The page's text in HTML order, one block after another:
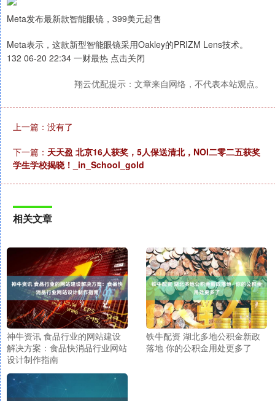
Meta发布最新款智能眼镜，399美元起售
Meta表示，这款新型智能眼镜采用Oakley的PRIZM Lens技术。
132 06-20 22:34 一财最热 点击关闭
翔云优配提示：文章来自网络，不代表本站观点。
上一篇：没有了
下一篇： 天天盈 北京16人获奖，5人保送清北，NOI二零二五获奖
学生学校揭晓！_in_School_gold
相关文章
神牛资讯 食品行业的网站建设
解决方案：食品快消品行业网站
设计制作指南
铁牛配资 湖北多地公积金新政
落地 你的公积金用处更多了